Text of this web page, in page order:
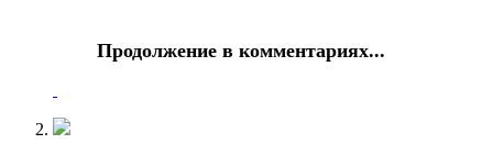
Продолжение в комментариях...